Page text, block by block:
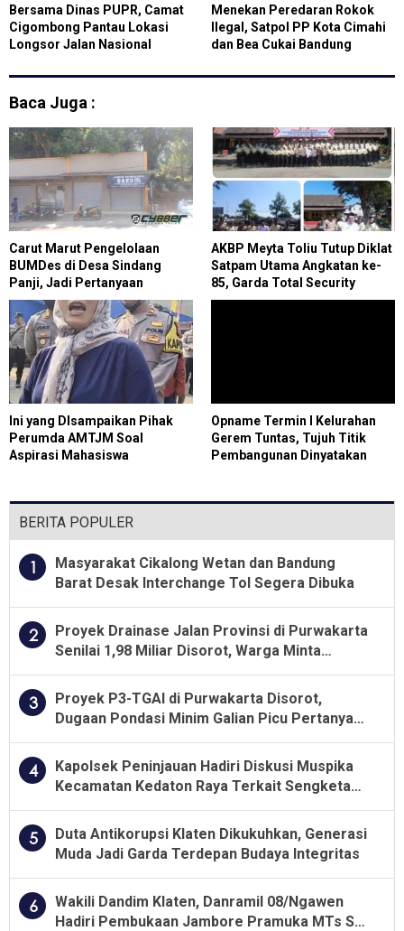
Bersama Dinas PUPR, Camat
Cigombong Pantau Lokasi
Longsor Jalan Nasional
Menekan Peredaran Rokok
Ilegal, Satpol PP Kota Cimahi
dan Bea Cukai Bandung
Baca Juga :
Carut Marut Pengelolaan
BUMDes di Desa Sindang
Panji, Jadi Pertanyaan
Masyarakat
AKBP Meyta Toliu Tutup Diklat
Satpam Utama Angkatan ke-
85, Garda Total Security
Tegaskan Profesi Satpam
Ini yang DIsampaikan Pihak
Perumda AMTJM Soal
Aspirasi Mahasiswa
Opname Termin I Kelurahan
Gerem Tuntas, Tujuh Titik
Pembangunan Dinyatakan
BERITA POPULER
1
Masyarakat Cikalong Wetan dan Bandung
Barat Desak Interchange Tol Segera Dibuka
2
Proyek Drainase Jalan Provinsi di Purwakarta
Senilai 1,98 Miliar Disorot, Warga Minta
3
Proyek P3-TGAI di Purwakarta Disorot,
Dugaan Pondasi Minim Galian Picu Pertanyaan
4
Kapolsek Peninjauan Hadiri Diskusi Muspika
Kecamatan Kedaton Raya Terkait Sengketa
5
Duta Antikorupsi Klaten Dikukuhkan, Generasi
Muda Jadi Garda Terdepan Budaya Integritas
6
Wakili Dandim Klaten, Danramil 08/Ngawen
Hadiri Pembukaan Jambore Pramuka MTs Se-